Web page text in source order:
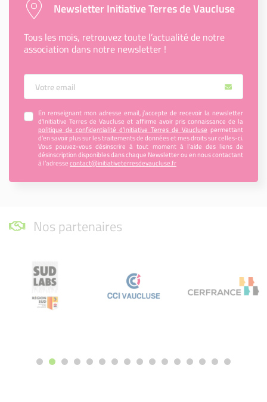
Newsletter Initiative Terres de Vaucluse
Tous les mois, retrouvez toute l’actualité de notre
association dans notre newsletter !
Votre Email
En renseignant mon adresse email, j’accepte de recevoir la newsletter
d'Initiative Terres de Vaucluse et affirme avoir pris connaissance de la
politique de confidentialité d’Initiative Terres de Vaucluse permettant
d’en savoir plus sur les traitements de données et mes droits sur celles-ci.
Vous pouvez-vous désinscrire à tout moment à l’aide des liens de
désinscription disponibles dans chaque Newsletter ou en nous contactant
à l’adressecontact@initiativeterresdevaucluse.fr
Nos partenaires